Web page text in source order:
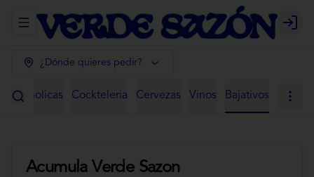
Abrir menu de navegación Login
¿Dónde quieres pedir?
Alcoholicas Cockteleria Cervezas Vinos Bajativos
Acumula Verde Sazon